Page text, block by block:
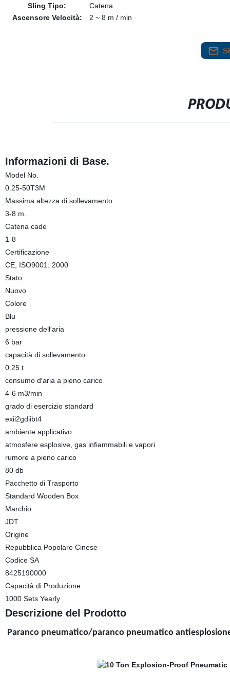
Sling Tipo:
Catena
Ascensore Velocità:
2 ~ 8 m / min
Informazioni di Base.
Model No.
0.25-50T3M
Massima altezza di sollevamento
3-8 m.
Catena cade
1-8
Certificazione
CE, ISO9001: 2000
Stato
Nuovo
Colore
Blu
pressione dell′aria
6 bar
capacità di sollevamento
0.25 t
consumo d′aria a pieno carico
4-6 m3/min
grado di esercizio standard
exii2gdiibt4
ambiente applicativo
atmosfere esplosive, gas infiammabili e vapori
rumore a pieno carico
80 db
Pacchetto di Trasporto
Standard Wooden Box
Marchio
JDT
Origine
Repubblica Popolare Cinese
Codice SA
8425190000
Capacità di Produzione
1000 Sets Yearly
Descrizione del Prodotto
Paranco pneumatico/paranco pneumatico